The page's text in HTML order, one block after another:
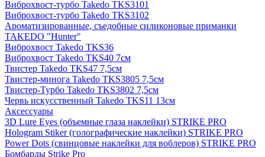
Виброхвост-турбо Takedo TKS3101
Виброхвост-турбо Takedo TKS3102
Ароматизированные, съедобные силиконовые приманки
TAKEDO "Hunter"
Виброхвост Takedo TKS36
Виброхвост Takedo TKS40 7см
Твистер Takedo TKS47 7,5см
Твистер-минога Takedo TKS3805 7,5см
Твистер-Турбо Takedo TKS3802 7,5см
Червь искусственный Takedo TKS11 13см
Аксессуары
3D Lure Eyes (объемные глаза наклейки) STRIKE PRO
Hologram Stiker (голографические наклейки) STRIKE PRO
Power Dots (свинцовые наклейки для воблеров) STRIKE PRO
Бомбарды Strike Pro